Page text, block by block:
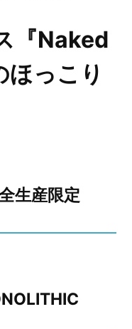
『Naked
ほっこり
生産限定